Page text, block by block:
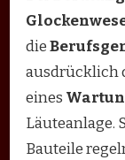
die
ausdrücklich
eines
Läuteanlage.
Bauteile